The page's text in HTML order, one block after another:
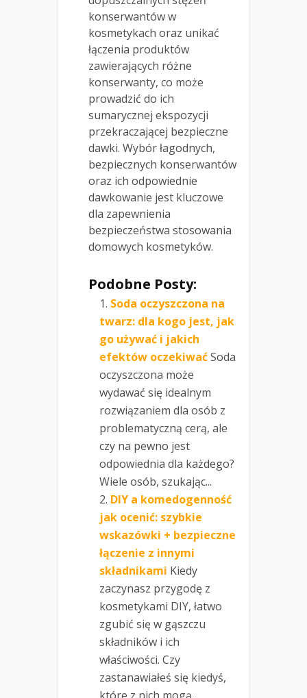
konserwantów w
kosmetykach oraz unikać
łączenia produktów
zawierających różne
konserwanty, co może
prowadzić do ich
sumarycznej ekspozycji
przekraczającej bezpieczne
dawki. Wybór łagodnych,
bezpiecznych konserwantów
oraz ich odpowiednie
dawkowanie jest kluczowe
dla zapewnienia
bezpieczeństwa stosowania
domowych kosmetyków.
Podobne Posty:
Soda oczyszczona na
twarz: dla kogo jest, jak
go używać i jakich
efektów oczekiwaćSoda
oczyszczona może
wydawać się idealnym
rozwiązaniem dla osób z
problematyczną cerą, ale
czy na pewno jest
odpowiednia dla każdego?
Wiele osób, szukając...
DIY a komedogenność
jak ocenić: szybkie
wskazówki + bezpieczne
łączenie z innymi
składnikami Kiedy
zaczynasz przygodę z
kosmetykami DIY, łatwo
zgubić się w gąszczu
składników i ich
właściwości. Czy
zastanawiałeś się kiedyś,